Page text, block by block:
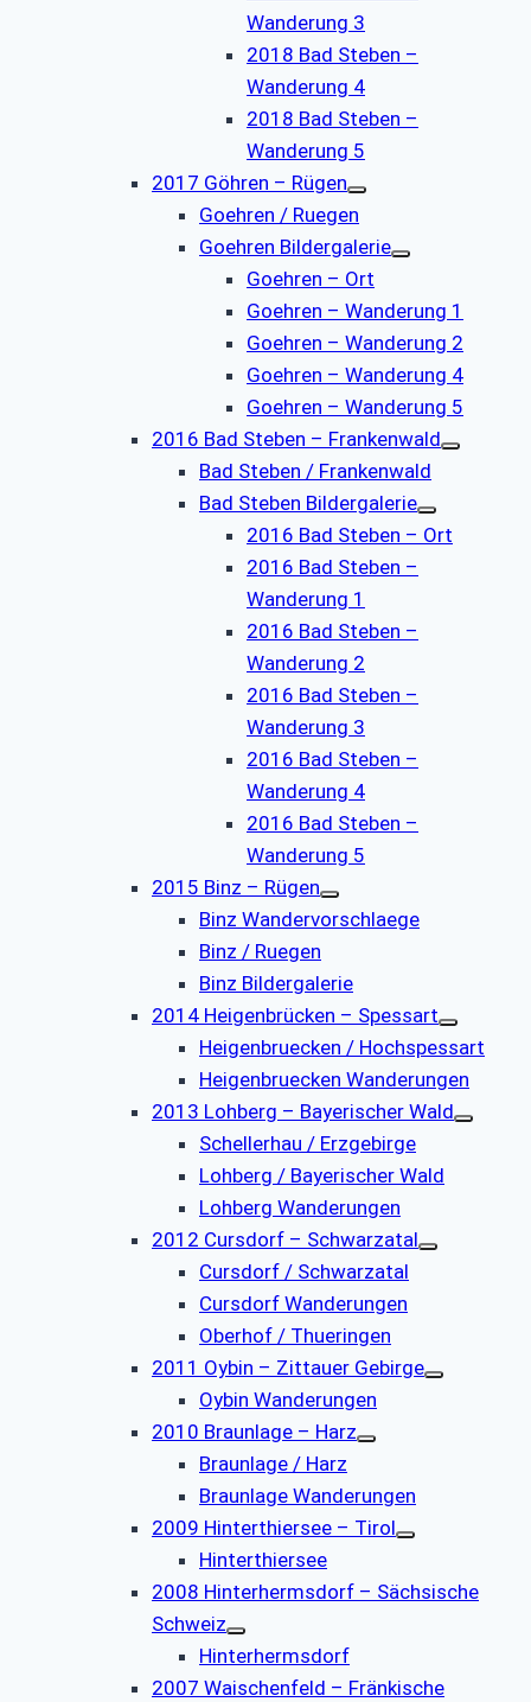
Wanderung 3
2018 Bad Steben –
Wanderung 4
2018 Bad Steben –
Wanderung 5
2017 Göhren – Rügen
Goehren / Ruegen
Goehren Bildergalerie
Goehren – Ort
Goehren – Wanderung 1
Goehren – Wanderung 2
Goehren – Wanderung 4
Goehren – Wanderung 5
2016 Bad Steben – Frankenwald
Bad Steben / Frankenwald
Bad Steben Bildergalerie
2016 Bad Steben – Ort
2016 Bad Steben –
Wanderung 1
2016 Bad Steben –
Wanderung 2
2016 Bad Steben –
Wanderung 3
2016 Bad Steben –
Wanderung 4
2016 Bad Steben –
Wanderung 5
2015 Binz – Rügen
Binz Wandervorschlaege
Binz / Ruegen
Binz Bildergalerie
2014 Heigenbrücken – Spessart
Heigenbruecken / Hochspessart
Heigenbruecken Wanderungen
2013 Lohberg – Bayerischer Wald
Schellerhau / Erzgebirge
Lohberg / Bayerischer Wald
Lohberg Wanderungen
2012 Cursdorf – Schwarzatal
Cursdorf / Schwarzatal
Cursdorf Wanderungen
Oberhof / Thueringen
2011 Oybin – Zittauer Gebirge
Oybin Wanderungen
2010 Braunlage – Harz
Braunlage / Harz
Braunlage Wanderungen
2009 Hinterthiersee – Tirol
Hinterthiersee
2008 Hinterhermsdorf – Sächsische
Schweiz
Hinterhermsdorf
2007 Waischenfeld – Fränkische